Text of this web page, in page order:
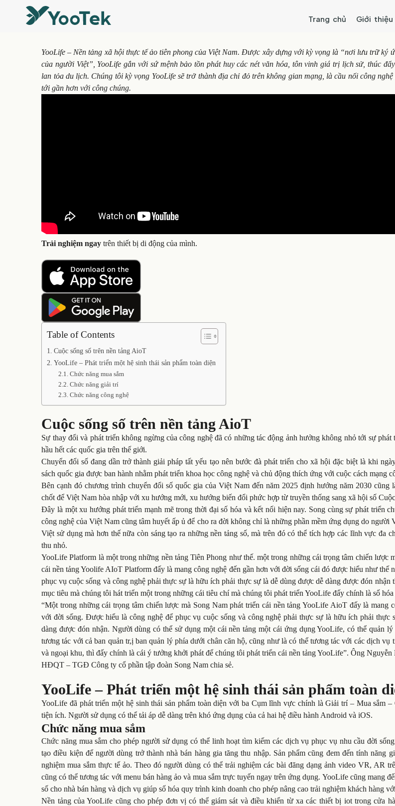
Trang chủ Giới thiệu
YooLife – Nền tảng xã hội thực tế ảo tiên phong của Việt Nam. Được xây dựng với kỳ vọng là “nơi lưu trữ ký
của người Việt”, YooLife gắn với sứ mệnh bảo tồn phát huy các nét văn hóa, tôn vinh giá trị lịch sử, thúc
lan tỏa du lịch. Chúng tôi kỳ vọng YooLife sẽ trở thành địa chỉ đỏ trên không gian mạng, là cầu nối công
tới gần hơn với công chúng.
Trải nghiệm ngay trên thiết bị di động của mình.
Table of Contents
Cuộc sống số trên nền tảng AioT
YooLife – Phát triển một hệ sinh thái sản phẩm toàn diện
Chức năng mua sắm
Chức năng giải trí
Chức năng công nghệ
Cuộc sống số trên nền tảng AioT
Sự thay đổi và phát triển không ngừng của công nghệ đã có những tác động ảnh hưởng không nhỏ tới sự phát
hầu hết các quốc gia trên thế giới.
Chuyển đổi số đang dần trở thành giải pháp tất yếu tạo nên bước đà phát triển cho xã hội đặc biệt là khi
sách quốc gia được ban hành nhằm phát triển khoa học công nghệ và chủ động thích ứng với cuộc cách mạng
Bên cạnh đó chương trình chuyển đổi số quốc gia của Việt Nam đến năm 2025 định hướng năm 2030 cũng
chốt để Việt Nam hòa nhập với xu hướng mới, xu hướng biến đổi phức hợp từ truyền thống sang xã hội số
Đây là một xu hướng phát triển mạnh mẽ trong thời đại số hóa và kết nối hiện nay. Song cùng sự phát triển
công nghệ của Việt Nam cũng tâm huyết ấp ủ để cho ra đời không chỉ là những phần mềm ứng dụng do người
Việt sử dụng mà hơn thế nữa còn sáng tạo ra những nền tảng số, mà trên đó có thể tích hợp các lĩnh vực đa
thu nhỏ.
YooLife Platform là một trong những nền tảng Tiên Phong như thế. một trong những cái trọng tâm chiến lược
cái nền tảng Yoolife AIoT Platform đấy là mang công nghệ đến gần hơn với đời sống cái đó được hiểu như thế
phục vụ cuộc sống và công nghệ phải thực sự là hữu ích phải thực sự là dễ dùng được dễ dàng được đón nhận
mục tiêu mà chúng tôi hát triển một trong những cái tiêu chí mà chúng tôi phát triển YooLife đấy chính là số
“Một trong những cái trọng tâm chiến lược mà Song Nam phát triển cái nền tảng YooLife AioT đấy là mang
với đời sống. Được hiểu là công nghệ để phục vụ cuộc sống và công nghệ phải thực sự là hữu ích phải thực
dàng được đón nhận. Người dùng có thể sử dụng một cái nền tảng một cái ứng dụng YooLife, có thể quản
tương tác với cả ban quản tr,ị ban quản lý phía dưới chân căn hộ, cũng như là có thể tương tác với các dịch vụ
và ngoại khu, thì đấy chính là cái ý tưởng khởi phát để chúng tôi phát triển cái nền tảng YooLife”. Ông
HĐQT – TGĐ Công ty cổ phần tập đoàn Song Nam chia sẻ.
YooLife – Phát triển một hệ sinh thái sản phẩm toàn
YooLife đã phát triển một hệ sinh thái sản phẩm toàn diện với ba Cụm lĩnh vực chính là Giải trí – Mua sắm
tiện ích. Người sử dụng có thể tải áp dễ dàng trên khó ứng dụng của cả hai hệ điều hành Android và iOS.
Chức năng mua sắm
Chức năng mua sắm cho phép người sử dụng có thể linh hoạt tìm kiếm các dịch vụ phục vụ nhu cầu đời
tạo điều kiện để người dùng trở thành nhà bán hàng gia tăng thu nhập. Sản phẩm cũng đem đến tính năng
nghiệm mua sắm thực tế ảo. Theo đó người dùng có thể trải nghiệm các bài đăng dạng ảnh video VR, AR
cũng có thể tương tác với menu bán hàng ảo và mua sắm trực tuyến ngay trên ứng dụng. YooLife cũng mang
số cho nhà bán hàng và dịch vụ giúp số hóa quy trình kinh doanh cho phép nâng cao trải nghiệm khách hàng
Nền tảng của YooLife cũng cho phép đơn vị có thể giám sát và điều khiển từ xa các thiết bị iot trong cửa